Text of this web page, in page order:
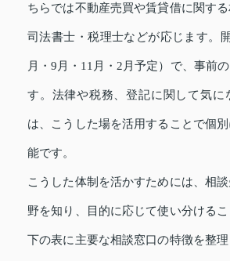
ちらでは不動産売買や賃貸借に関する
司法書士・税理士などが応じます。
月・9月・11月・2月予定）で、事前
す。法律や税務、登記に関して気に
は、こうした場を活用することで個
能です。
こうした体制を活かすためには、相
野を知り、目的に応じて使い分ける
下の表に主要な相談窓口の特徴を整